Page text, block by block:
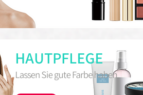
HAUTPFLEGE
Lassen Sie gute Farbe haben